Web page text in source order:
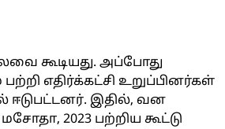
கூடியது. அப்போது
எதிர்க்கட்சி உறுப்பினர்கள்
ஈடுபட்டனர். இதில், வன
மசோதா, 2023 பற்றிய கூட்டு